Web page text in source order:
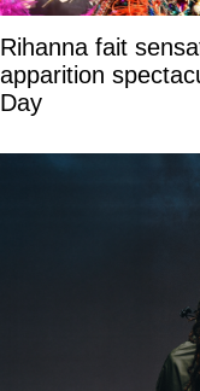
Rihanna fait
apparition
Day